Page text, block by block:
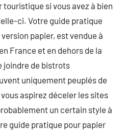
si vous avez à bien
ci. Votre guide pratique
papier, est vendue à
France et en dehors de la
joindre de bistrots
uniquement peuplés de
aspirez déceler les sites
un certain style à
guide pratique pour papier